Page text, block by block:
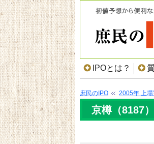
IPOとは？
庶民のIPO 2005年 上
京樽（8187